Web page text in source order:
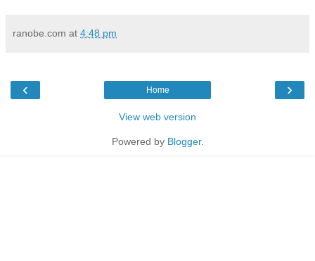
ranobe.com at 4:48 pm
‹ ›
Home
View web version
Powered by Blogger.